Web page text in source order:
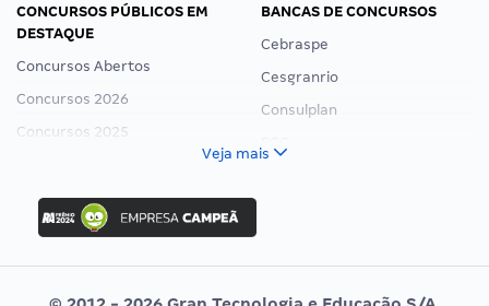
CONCURSOS PÚBLICOS EM
DESTAQUE
Concursos Abertos
Concursos 2026
Concursos 2025
Concurso Nacional Unificado
Concurso Ibama
Concurso MPU
Editais publicados
BANCAS DE CONCURSOS
Cebraspe
Cesgranrio
Consulplan
Veja mais